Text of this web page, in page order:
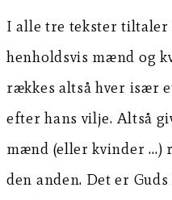
I alle tre tekster tiltaler
henholdsvis mænd og
rækkes altså hver især
efter hans vilje. Altså
mænd (eller kvinder …)
den anden. Det er